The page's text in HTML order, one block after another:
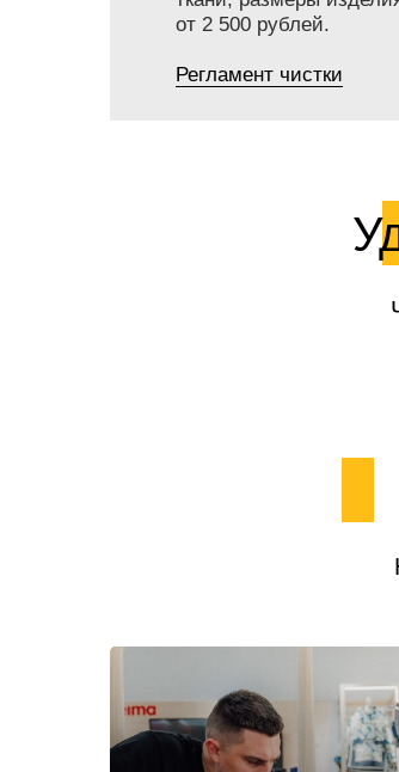
от 2 500 рублей.
Регламент чистки